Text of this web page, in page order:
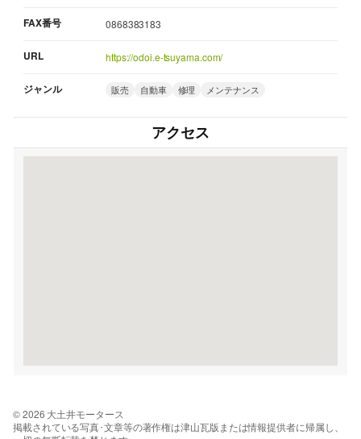
FAX番号 0868383183
URL https://odoi.e-tsuyama.com/
ジャンル 販売 自動車 修理 メンテナンス
アクセス
© 2026 大土井モータース
掲載されている写真･文章等の著作権は津山瓦版または情報提供者に帰属し、